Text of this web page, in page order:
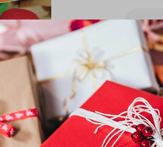
'-Очень
плода
прикреплена к
образует пустот. -Устойчив к
сроках посева. -Цвет сохраняется после
-